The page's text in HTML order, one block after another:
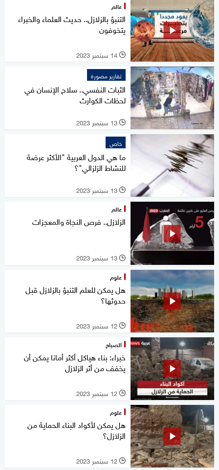
عالم
التنبؤ بالزلازل.. حديث العلماء والخبراء
يتخوفون
l 14 سبتمبر 2023
تقارير مصورة
الثبات النفسي.. سلاح الإنسان في
لحظات الكوارث
l 13 سبتمبر 2023
خاص
ما هي الدول العربية "الأكثر عرضة
للنشاط الزلزالي"؟
l 13 سبتمبر 2023
عالم
الزلازل.. فرص النجاة والمعجزات
l 13 سبتمبر 2023
علوم
هل يمكن للعلم التنبؤ بالزلازل قبل
حدوثها؟
l 12 سبتمبر 2023
الصباح
خبراء: بناء هياكل أكثر أمانا يمكن أن
يخفف من أثر الزلازل
l 12 سبتمبر 2023
علوم
هل يمكن لأكواد البناء الحماية من
الزلازل؟
l 12 سبتمبر 2023